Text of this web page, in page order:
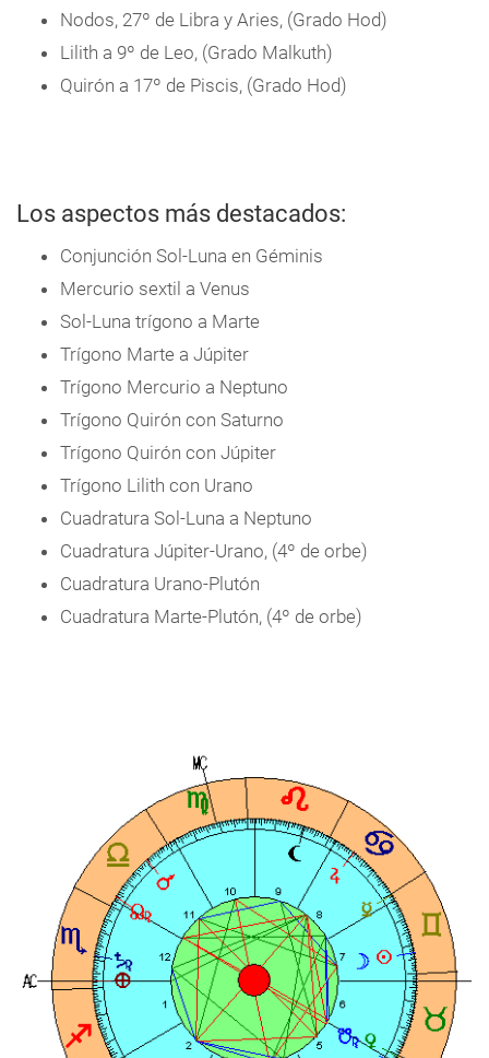
Nodos, 27º de Libra y Aries, (Grado Hod)
Lilith a 9º de Leo, (Grado Malkuth)
Quirón a 17º de Piscis, (Grado Hod)
Los aspectos más destacados:
Conjunción Sol-Luna en Géminis
Mercurio sextil a Venus
Sol-Luna trígono a Marte
Trígono Marte a Júpiter
Trígono Mercurio a Neptuno
Trígono Quirón con Saturno
Trígono Quirón con Júpiter
Trígono Lilith con Urano
Cuadratura Sol-Luna a Neptuno
Cuadratura Júpiter-Urano, (4º de orbe)
Cuadratura Urano-Plutón
Cuadratura Marte-Plutón, (4º de orbe)